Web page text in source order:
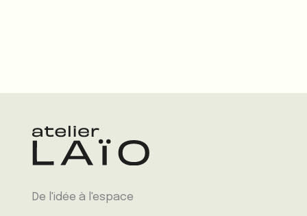
De l'idée à l'espace